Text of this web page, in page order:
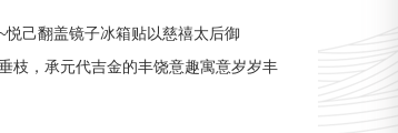
己翻盖镜子冰箱贴以慈禧太后御
枝，承元代吉金的丰饶意趣寓意岁岁丰